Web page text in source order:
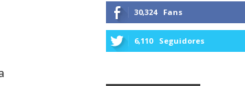
30,324 Fans
6,110 Seguidores